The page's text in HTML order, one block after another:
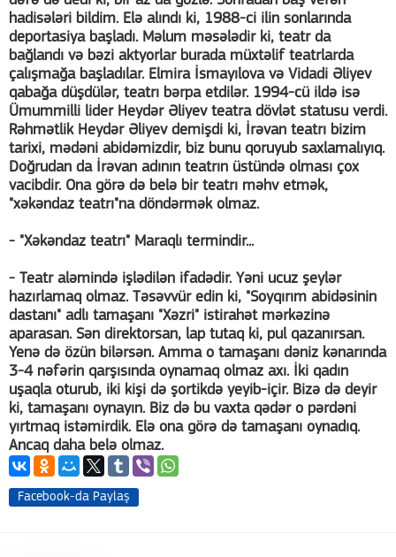
hadisələri bildim. Elə alındı ki, 1988-ci ilin sonlarında
deportasiya başladı. Məlum məsələdir ki, teatr da
bağlandı və bəzi aktyorlar burada müxtəlif teatrlarda
çalışmağa başladılar. Elmira İsmayılova və Vidadi Əliyev
qabağa düşdülər, teatrı bərpa etdilər. 1994-cü ildə isə
Ümummilli lider Heydər Əliyev teatra dövlət statusu verdi.
Rəhmətlik Heydər Əliyev demişdi ki, İrəvan teatrı bizim
tarixi, mədəni abidəmizdir, biz bunu qoruyub saxlamalıyıq.
Doğrudan da İrəvan adının teatrın üstündə olması çox
vacibdir. Ona görə də belə bir teatrı məhv etmək,
"xəkəndaz teatrı"na döndərmək olmaz.
- "Xəkəndaz teatrı" Maraqlı termindir...
- Teatr aləmində işlədilən ifadədir. Yəni ucuz şeylər
hazırlamaq olmaz. Təsəvvür edin ki, "Soyqırım abidəsinin
dastanı" adlı tamaşanı "Xəzri" istirahət mərkəzinə
aparasan. Sən direktorsan, lap tutaq ki, pul qazanırsan.
Yenə də özün bilərsən. Amma o tamaşanı dəniz kənarında
3-4 nəfərin qarşısında oynamaq olmaz axı. İki qadın
uşaqla oturub, iki kişi də şortikdə yeyib-içir. Bizə də deyir
ki, tamaşanı oynayın. Biz də bu vaxta qədər o pərdəni
yırtmaq istəmirdik. Elə ona görə də tamaşanı oynadıq.
Ancaq daha belə olmaz.
Facebook-da Paylaş